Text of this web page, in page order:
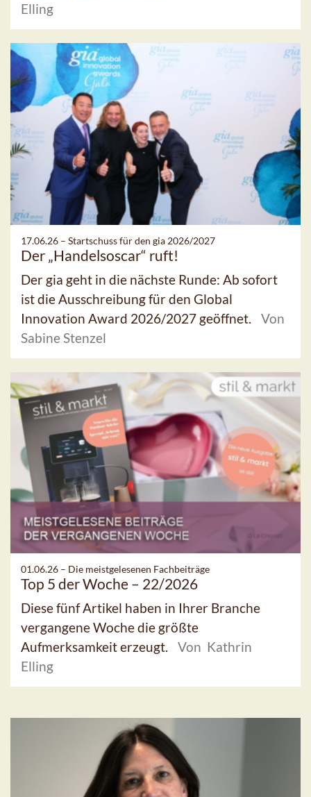
Elling
17.06.26 – Startschuss für den gia 2026/2027
Der „Handelsoscar“ ruft!
Der gia geht in die nächste Runde: Ab sofort
ist die Ausschreibung für den Global
Innovation Award 2026/2027 geöffnet.
Von
Sabine Stenzel
01.06.26 – Die meistgelesenen Fachbeiträge
Top 5 der Woche – 22/2026
Diese fünf Artikel haben in Ihrer Branche
vergangene Woche die größte
Aufmerksamkeit erzeugt.
Von Kathrin
Elling